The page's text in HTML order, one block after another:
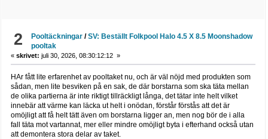
2 Pooltäckningar /SV: Beställt Folkpool Halo 4.5 X 8.5 Moonshadow
pooltak
« skrivet: juli 30, 2026, 08:30:12:12 »
HAr fått lite erfarenhet av pooltaket nu, och är väl nöjd med produkten som
sådan, men lite besviken på en sak, de där borstarna som ska täta mellan
de olika partierna är inte riktigt tillräckligt långa, det tätar inte helt vilket
innebär att värme kan läcka ut helt i onödan, förstår förstås att det är
omöjligt att få helt tätt även om borstarna ligger an, men nog bör de i alla
fall täta mot vartannat, mer eller mindre omöjligt byta i efterhand också utan
att demontera stora delar av taket.